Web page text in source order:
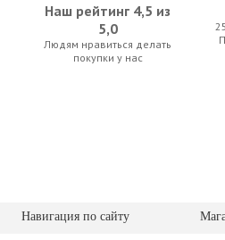
Armadil C-434 3/4
Наш рейтинг 4,5 из
5,0
Людям нравиться делать
покупки у нас
Навигация по сайту